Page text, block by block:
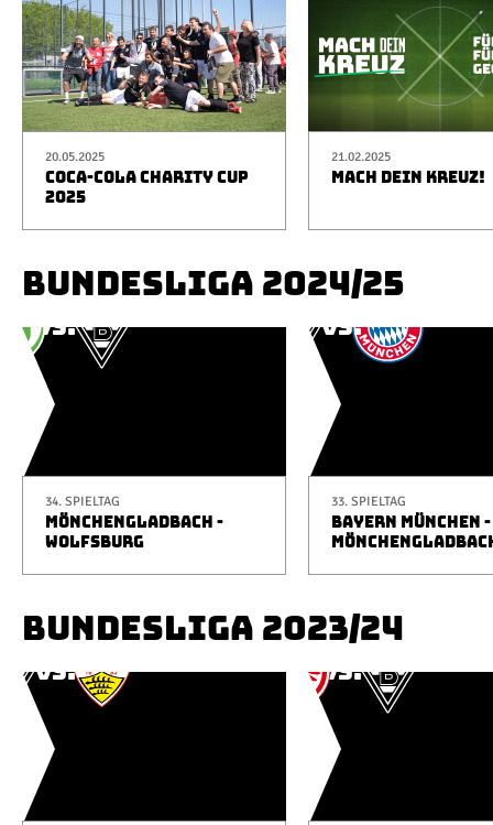
20.05.2025
COCA-COLA CHARITY CUP
2025
21.02.2025
MACH DEIN KREUZ!
BUNDESLIGA 2024/25
34. SPIELTAG
MÖNCHENGLADBACH -
WOLFSBURG
33. SPIELTAG
BAYERN MÜNCHEN -
BUNDESLIGA 2023/24